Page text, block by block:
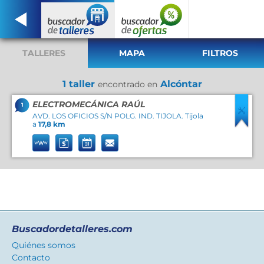
TALLERES MAPA FILTROS
1 taller encontrado en Alcóntar
1 ELECTROMECÁNICA RAÚL
AVD. LOS OFICIOS S/N POLG. IND. TIJOLA. Tijola
a 17,8 km
Buscadordetalleres.com
Quiénes somos
Contacto